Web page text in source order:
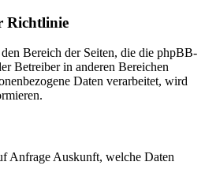
Richtlinie
Bereich der Seiten, die die phpBB-
Betreiber in anderen Bereichen
Daten verarbeitet, wird
Anfrage Auskunft, welche Daten